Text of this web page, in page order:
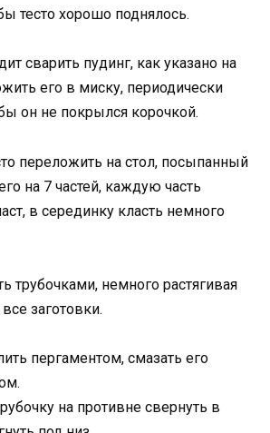
тесто хорошо поднялось.
сварить пудинг, как указано на
его в миску, периодически
он не покрылся корочкой.
переложить на стол, посыпанный
на 7 частей, каждую часть
в серединку класть немного
трубочками, немного растягивая
заготовки.
пергаментом, смазать его
на противне свернуть в